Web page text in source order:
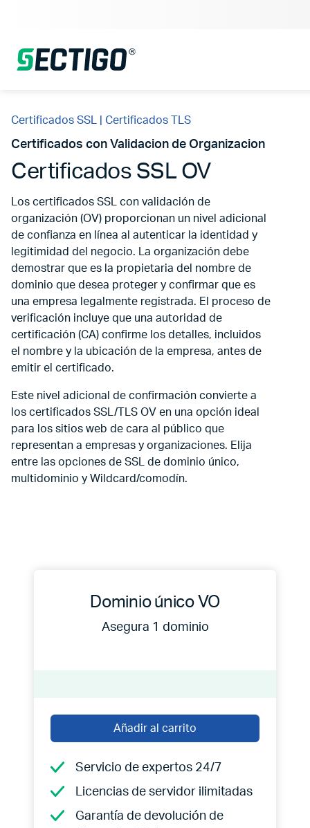
Certificados SSL | Certificados TLS
Certificados con Validacion de Organizacion
Certificados SSL OV
Los certificados SSL con validación de
organización (OV) proporcionan un nivel adicional
de confianza en línea al autenticar la identidad y
legitimidad del negocio. La organización debe
demostrar que es la propietaria del nombre de
dominio que desea proteger y confirmar que es
una empresa legalmente registrada. El proceso de
verificación incluye que una autoridad de
certificación (CA) confirme los detalles, incluidos
el nombre y la ubicación de la empresa, antes de
emitir el certificado.
Este nivel adicional de confirmación convierte a
los certificados SSL/TLS OV en una opción ideal
para los sitios web de cara al público que
representan a empresas y organizaciones. Elija
entre las opciones de SSL de dominio único,
multidominio y Wildcard/comodín.
Dominio único VO
Asegura 1 dominio
Añadir al carrito
Servicio de expertos 24/7
Licencias de servidor ilimitadas
Garantía de devolución de